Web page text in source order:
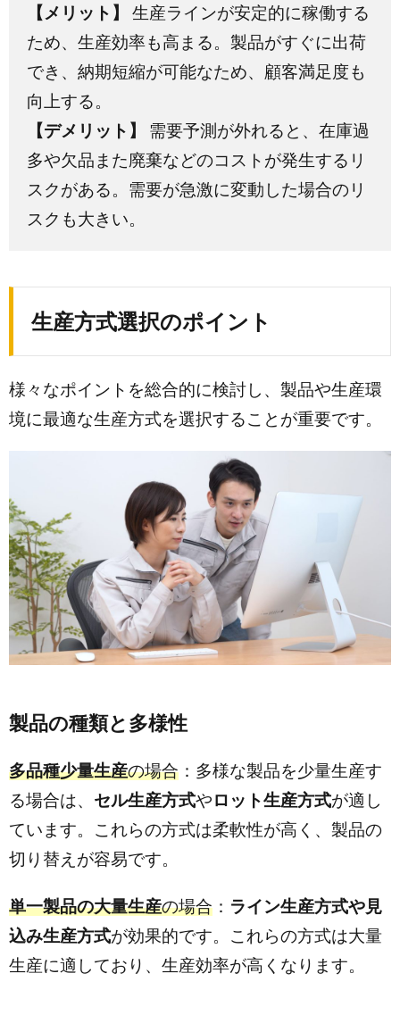
【メリット】
生産ラインが安定的に稼働する
ため、生産効率も高まる。製品がすぐに出荷
でき、納期短縮が可能なため、顧客満足度も
向上する。
【デメリット】
需要予測が外れると、在庫過
多や欠品また廃棄などのコストが発生するリ
スクがある。需要が急激に変動した場合のリ
スクも大きい。
生産方式選択のポイント
様々なポイントを総合的に検討し、製品や生産環
境に最適な生産方式を選択することが重要です。
製品の種類と多様性
多品種少量生産の場合 ：多様な製品を少量生産す
る場合は、 セル生産方式やロット生産方式が適し
ています。これらの方式は柔軟性が高く、製品の
切り替えが容易です。
単一製品の大量生産の場合 ： ライン生産方式や見
込み生産方式が効果的です。これらの方式は大量
生産に適しており、生産効率が高くなります。